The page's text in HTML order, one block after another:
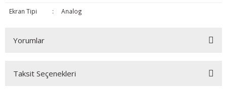
Ekran Tipi : Analog
Yorumlar
Taksit Seçenekleri